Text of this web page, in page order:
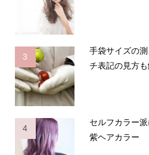
3
手袋サイズの
チ表記の見方も
4
セルフカラー
紫ヘアカラー